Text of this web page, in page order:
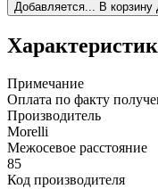
Добавляется... В корзину
Примечание
Оплата по факту
Производитель
Morelli
Межосевое расстояние
85
Код производителя